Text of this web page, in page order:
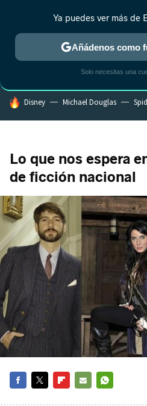
ESTRENOS REALITY
HOY SE HABLA DE
Disney Michael Douglas
Lo que nos espera
de ficción nacional
Ya puedes ver más de
Añádenos como
Solo necesitas una